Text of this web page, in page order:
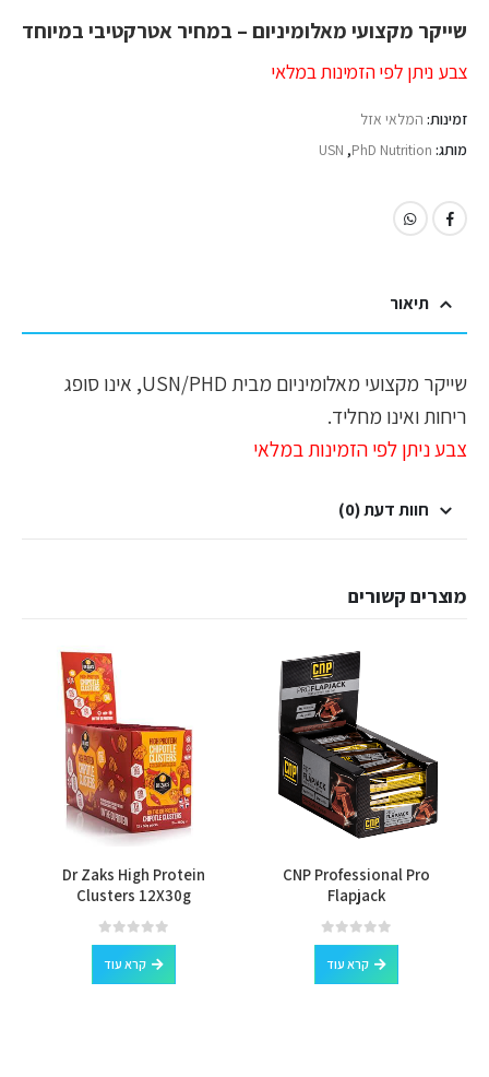
שייקר מקצועי מאלומיניום – במחיר אטרקטיבי במיוחד
צבע ניתן לפי הזמינות במלאי
זמינות: המלאי אזל
מותג: PhD Nutrition
,
USN
תיאור
שייקר מקצועי מאלומיניום מבית USN/PHD, אינו סופג
ריחות ואינו מחליד.
צבע ניתן לפי הזמינות במלאי
חוות דעת (0)
מוצרים קשורים
CNP Professional Pro
Flapjack
0
out of 5
קרא עוד
Dr Zaks High Protein
Clusters 12X30g
0
out of 5
קרא עוד